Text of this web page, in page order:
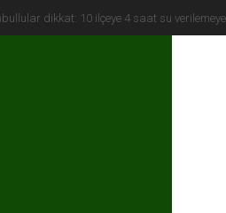
dikkat: İstanbul’da “M” ve “U” logolu